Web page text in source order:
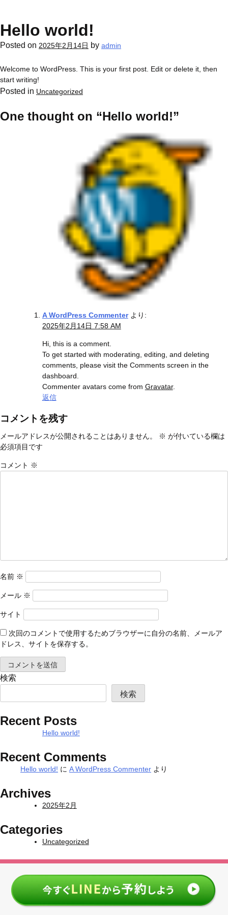
content
Hello world!
Posted on 2025年2月14日 by admin
Welcome to WordPress. This is your first post. Edit or delete it, then
start writing!
Posted in Uncategorized
One thought on “Hello world!”
A WordPress Commenter より:
2025年2月14日 7:58 AM
Hi, this is a comment.
To get started with moderating, editing, and deleting
comments, please visit the Comments screen in the
dashboard.
Commenter avatars come from Gravatar.
返信
コメントを残す
メールアドレスが公開されることはありません。 ※ が付いている欄は
必須項目です
コメント ※
名前 ※
メール ※
サイト
次回のコメントで使用するためブラウザーに自分の名前、メールア
ドレス、サイトを保存する。
検索
検索
Recent Posts
Hello world!
Recent Comments
Hello world! に A WordPress Commenter より
Archives
2025年2月
Categories
Uncategorized
プライバシーポリシー
特定商取引法について
© 2025 便利屋ぴよぴよAll Rights Reserved.